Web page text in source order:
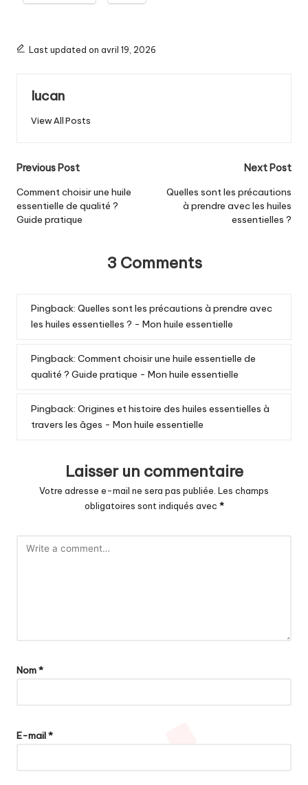
Last updated on avril 19, 2026
lucan
View All Posts
Post
navigation
Previous Post
Comment choisir une huile
essentielle de qualité ?
Guide pratique
Next Post
Quelles sont les précautions
à prendre avec les huiles
essentielles ?
3 Comments
Pingback: Quelles sont les précautions à prendre avec
les huiles essentielles ? - Mon huile essentielle
Pingback: Comment choisir une huile essentielle de
qualité ? Guide pratique - Mon huile essentielle
Pingback: Origines et histoire des huiles essentielles à
travers les âges - Mon huile essentielle
Laisser un commentaire
Votre adresse e-mail ne sera pas publiée. Les champs
obligatoires sont indiqués avec *
Nom*
E-mail*